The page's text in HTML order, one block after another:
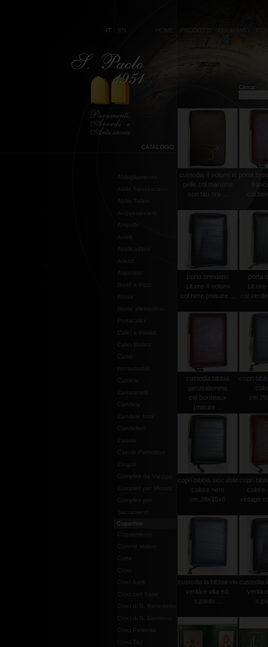
IT EN HOME PRODOTTI CHI SIAMO
Cerca:
CATALOGO
Abbigliamento
Abito francescano
Abito Talare
Acquasantiere
Ampolle
Anelli
Applicazioni
Arazzi
Aspersori
Bordi e Pizzi
Borse
Borse elemosina-
Portacalici
Calici e Pissidi
Calici Molina
Campanelli
Candele
Candele finte
Candelieri
Casule
Casule Pietrobon
Cingoli
Completi da Viaggio
Completi per Messa
Completi per
Sacramenti
Copertine
Copriamboni
Corone statue
Cotte
Croci
Croci Astili
Croci con base
Croci di S. Benedetto
Croci di S. Damiano
Croci Pettorali
Croci Tau
custodia 4 volumi in
pelle col.marrone
con tau oro ...
porta
porta breviario
Lit.ore 4 volumi
col.nero (misure ...
porta
Lit.ore
custodia bibbia
gerusalemme
col.bordeaux
(misure ...
copri
copri bibbia tascabile
colore nero
cm.28x15x6
copri
colore
vintage
custodia la bibbia via
verità e vita ed.
s.paolo ...
custodia
verità